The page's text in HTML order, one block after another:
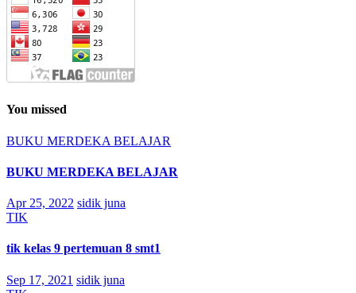
You missed
BUKU MERDEKA BELAJAR
BUKU MERDEKA BELAJAR
Apr 25, 2022 sidik juna
TIK
tik kelas 9 pertemuan 8 smt1
Sep 17, 2021 sidik juna